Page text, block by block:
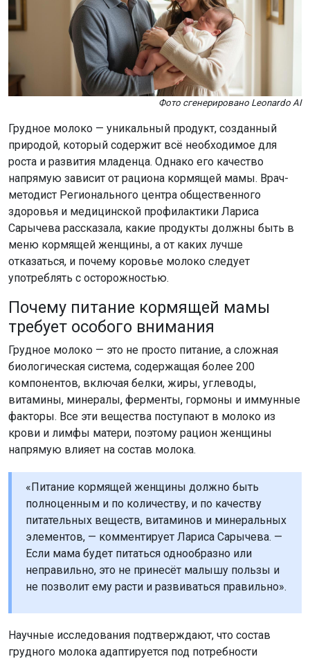
Фото сгенерировано Leonardo AI
Грудное молоко — уникальный продукт, созданный
природой, который содержит всё необходимое для
роста и развития младенца. Однако его качество
напрямую зависит от рациона кормящей мамы. Врач-
методист Регионального центра общественного
здоровья и медицинской профилактики Лариса
Сарычева рассказала, какие продукты должны быть в
меню кормящей женщины, а от каких лучше
отказаться, и почему коровье молоко следует
употреблять с осторожностью.
Почему питание кормящей мамы
требует особого внимания
Грудное молоко — это не просто питание, а сложная
биологическая система, содержащая более 200
компонентов, включая белки, жиры, углеводы,
витамины, минералы, ферменты, гормоны и иммунные
факторы. Все эти вещества поступают в молоко из
крови и лимфы матери, поэтому рацион женщины
напрямую влияет на состав молока.
«Питание кормящей женщины должно быть
полноценным и по количеству, и по качеству
питательных веществ, витаминов и минеральных
элементов, — комментирует Лариса Сарычева. —
Если мама будет питаться однообразно или
неправильно, это не принесёт малышу пользы и
не позволит ему расти и развиваться правильно».
Научные исследования подтверждают, что состав
грудного молока адаптируется под потребности